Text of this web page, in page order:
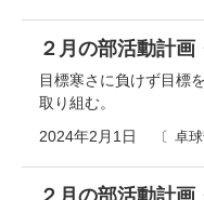
2024年2月1日 卓
２月の部活動計画
目標寒さに負けず目標
取り組む。